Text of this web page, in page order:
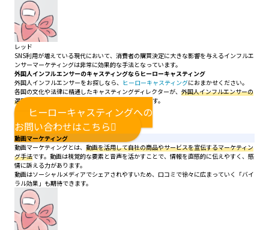
レッド
SNS利用が増えている現代において、消費者の購買決定に大きな影響を与えるインフルエ
ンサーマーケティングは非常に効果的な手法となっています。
外国人インフルエンサーのキャスティングならヒーローキャスティング
外国人インフルエンサーをお探しなら、 ヒーローキャスティングにおまかせください。
各国の文化や法律に精通したキャスティングディレクターが、 外国人インフルエンサーの
選定から制作進行まで、一貫してサポート
いたします。
ヒーローキャスティングへの
お問い合わせはこちら
動画マーケティング
動画マーケティングとは、 動画を活用して自社の商品やサービスを宣伝するマーケティン
グ手法です。動画は視覚的な要素と音声を活かすことで、情報を直感的に伝えやすく、感
情に訴える力があります。
動画はソーシャルメディアでシェアされやすいため、口コミで徐々に広まっていく「バイ
ラル効果」も期待できます。